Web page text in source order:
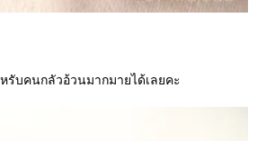
รับคนกลัวอ้วนมากมายได้เลยคะ